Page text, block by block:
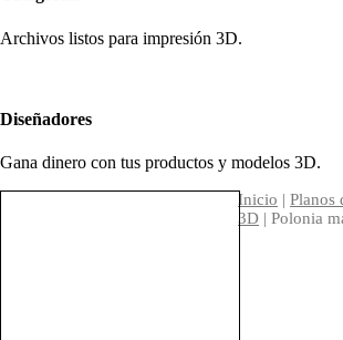
Archivos listos para impresión 3D.
Diseñadores
Gana dinero con tus productos y modelos 3D.
Inicio |Planos
3D | Polonia